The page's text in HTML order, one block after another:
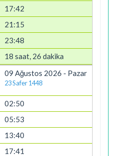
17:42
21:15
23:48
18 saat, 26 dakika
09 Ağustos 2026 - Pazar
23 Safer 1448
02:50
05:53
13:40
17:41